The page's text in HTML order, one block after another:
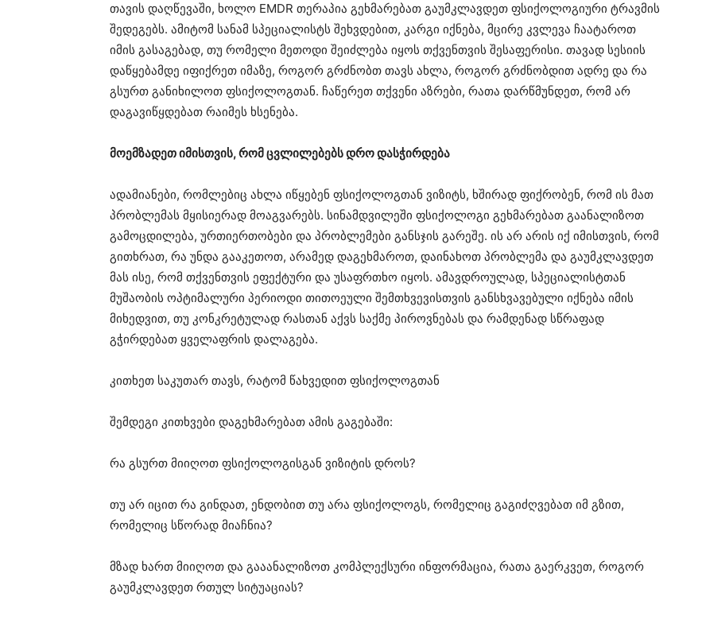
თავის დაღწევაში, ხოლო EMDR თერაპია გეხმარებათ გაუმკლავდეთ ფსიქოლოგიური ტრავმის
შედეგებს. ამიტომ სანამ სპეციალისტს შეხვდებით, კარგი იქნება, მცირე კვლევა ჩაატაროთ
იმის გასაგებად, თუ რომელი მეთოდი შეიძლება იყოს თქვენთვის შესაფერისი. თავად სესიის
დაწყებამდე იფიქრეთ იმაზე, როგორ გრძნობთ თავს ახლა, როგორ გრძნობდით ადრე და რა
გსურთ განიხილოთ ფსიქოლოგთან. ჩაწერეთ თქვენი აზრები, რათა დარწმუნდეთ, რომ არ
დაგავიწყდებათ რაიმეს ხსენება.
მოემზადეთ იმისთვის, რომ ცვლილებებს დრო დასჭირდება
ადამიანები, რომლებიც ახლა იწყებენ ფსიქოლოგთან ვიზიტს, ხშირად ფიქრობენ, რომ ის მათ
პრობლემას მყისიერად მოაგვარებს. სინამდვილეში ფსიქოლოგი გეხმარებათ გაანალიზოთ
გამოცდილება, ურთიერთობები და პრობლემები განსჯის გარეშე. ის არ არის იქ იმისთვის, რომ
გითხრათ, რა უნდა გააკეთოთ, არამედ დაგეხმაროთ, დაინახოთ პრობლემა და გაუმკლავდეთ
მას ისე, რომ თქვენთვის ეფექტური და უსაფრთხო იყოს. ამავდროულად, სპეციალისტთან
მუშაობის ოპტიმალური პერიოდი თითოეული შემთხვევისთვის განსხვავებული იქნება იმის
მიხედვით, თუ კონკრეტულად რასთან აქვს საქმე პიროვნებას და რამდენად სწრაფად
გჭირდებათ ყველაფრის დალაგება.
კითხეთ საკუთარ თავს, რატომ წახვედით ფსიქოლოგთან
შემდეგი კითხვები დაგეხმარებათ ამის გაგებაში:
რა გსურთ მიიღოთ ფსიქოლოგისგან ვიზიტის დროს?
თუ არ იცით რა გინდათ, ენდობით თუ არა ფსიქოლოგს, რომელიც გაგიძღვებათ იმ გზით,
რომელიც სწორად მიაჩნია?
მზად ხართ მიიღოთ და გააანალიზოთ კომპლექსური ინფორმაცია, რათა გაერკვეთ, როგორ
გაუმკლავდეთ რთულ სიტუაციას?